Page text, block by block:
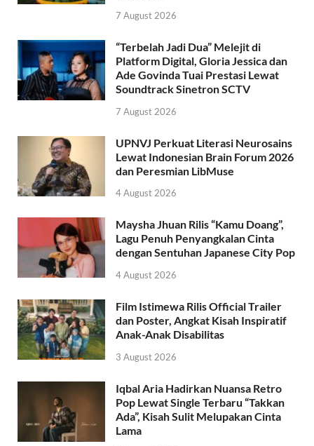
7 August 2026
“Terbelah Jadi Dua” Melejit di
Platform Digital, Gloria Jessica dan
Ade Govinda Tuai Prestasi Lewat
Soundtrack Sinetron SCTV
7 August 2026
UPNVJ Perkuat Literasi Neurosains
Lewat Indonesian Brain Forum 2026
dan Peresmian LibMuse
4 August 2026
Maysha Jhuan Rilis “Kamu Doang”,
Lagu Penuh Penyangkalan Cinta
dengan Sentuhan Japanese City Pop
4 August 2026
Film Istimewa Rilis Official Trailer
dan Poster, Angkat Kisah Inspiratif
Anak-Anak Disabilitas
3 August 2026
Iqbal Aria Hadirkan Nuansa Retro
Pop Lewat Single Terbaru “Takkan
Ada”, Kisah Sulit Melupakan Cinta
Lama